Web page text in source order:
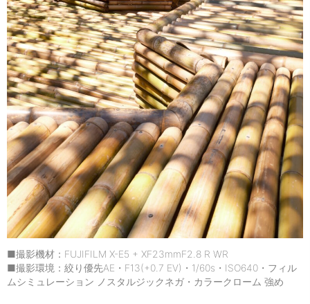
■撮影機材：FUJIFILM X-E5 + XF23mmF2.8 R WR
■撮影環境：絞り優先AE・F13(+0.7 EV)・1/60s・ISO640・フィル
ムシミュレーション ノスタルジックネガ・カラークローム 強め